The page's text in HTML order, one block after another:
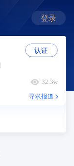
登录
32.3w
寻求报道
认证